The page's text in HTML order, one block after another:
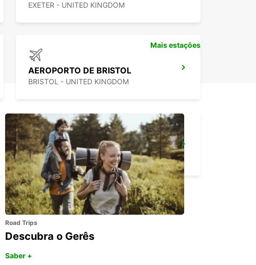
EXETER - UNITED KINGDOM
AEROPORTO DE BRISTOL
BRISTOL - UNITED KINGDOM
ROSCOFF
ROSCOFF - FRANCE
Mais estações
Road Trips
Descubra o Gerês
Saber +